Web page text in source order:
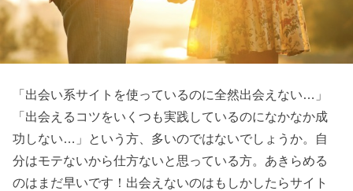
「出会い系サイトを使っているのに全然出会えない…」
「出会えるコツをいくつも実践しているのになかなか成
功しない…」という方、多いのではないでしょうか。自
分はモテないから仕方ないと思っている方。あきらめる
のはまだ早いです！出会えないのはもしかしたらサイト